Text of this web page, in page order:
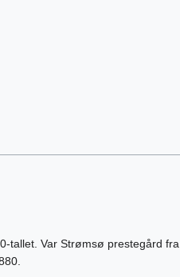
tallet. Var Strømsø prestegård fra